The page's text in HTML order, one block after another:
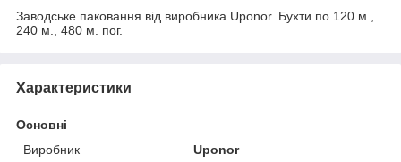
Заводське паковання від виробника Uponor. Бухти по 120 м.,
240 м., 480 м. пог.
Характеристики
Основні
Виробник
Uponor